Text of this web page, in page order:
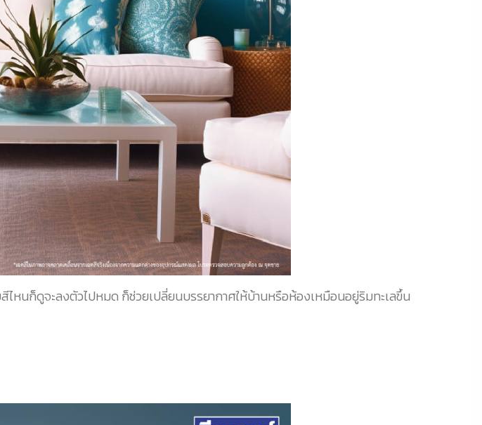
หนก็ดูจะลงตัวไปหมด ก็ช่วยเปลี่ยนบรรยากาศให้บ้านหรือห้องเหมือนอยู่ริมทะเลขึ้น